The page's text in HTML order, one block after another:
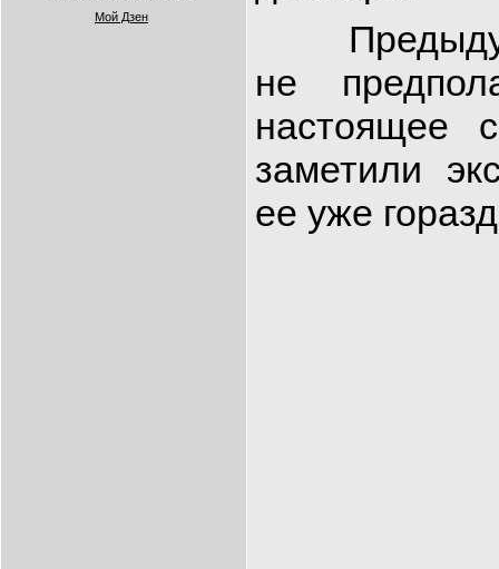
Мой Дзен
не
настоящее
заметили
ее уже